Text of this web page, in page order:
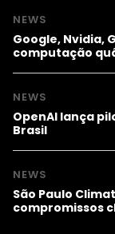
NEWS
Google, Nvidia,
computação
NEWS
OpenAI lança
Brasil
NEWS
São Paulo
compromissos